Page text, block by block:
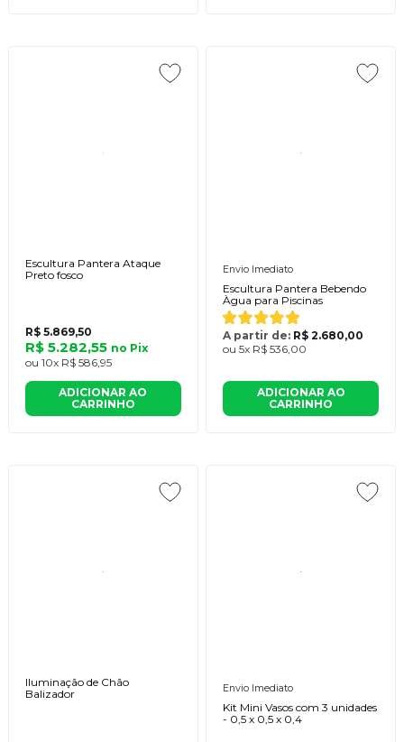
Escultura Pantera Ataque
Preto fosco
R$ 5.869,50
R$ 5.282,55 no Pix
ou 10x R$ 586,95
ADICIONAR AO
CARRINHO
Envio Imediato
Escultura Pantera Bebendo
Àgua para Piscinas
A partir de: R$ 2.680,00
ou 5x R$ 536,00
ADICIONAR AO
CARRINHO
Iluminação de Chão
Balizador
Envio Imediato
Kit Mini Vasos com 3 unidades
- 0,5 x 0,5 x 0,4